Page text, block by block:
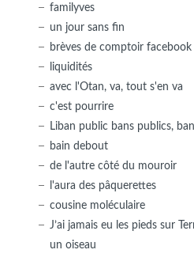
familyves
un jour sans fin
brèves de comptoir facebook
liquidités
avec l'Otan, va, tout s'en va
c'est pourrire
Liban public bans publics,
bain debout
de l'autre côté du mouroir
l'aura des pâquerettes
cousine moléculaire
J’ai jamais eu les pieds sur
un oiseau